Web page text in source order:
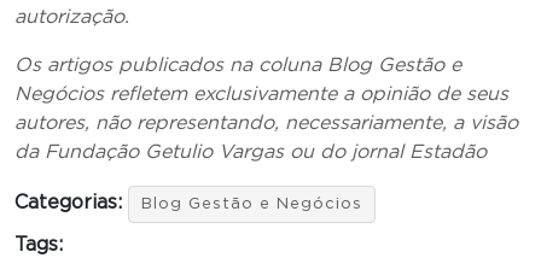
autorização.
Os artigos publicados na coluna Blog Gestão e
Negócios refletem exclusivamente a opinião de seus
autores, não representando, necessariamente, a visão
da Fundação Getulio Vargas ou do jornal Estadão
Categorias: Blog Gestão e Negócios
Tags: